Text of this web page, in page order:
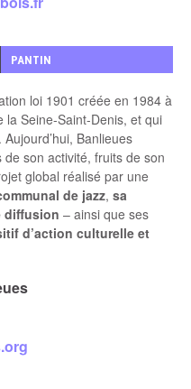
PANTIN
loi 1901 créée en 1984 à
la Seine-Saint-Denis, et qui
Banlieues
de son activité, fruits de son
global réalisé par une
de jazz, sa
diffusion – ainsi que ses
d’action culturelle et